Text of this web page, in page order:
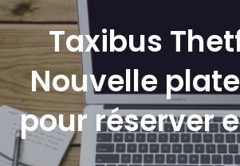
Taxibus
Nouvelle
pour réserver